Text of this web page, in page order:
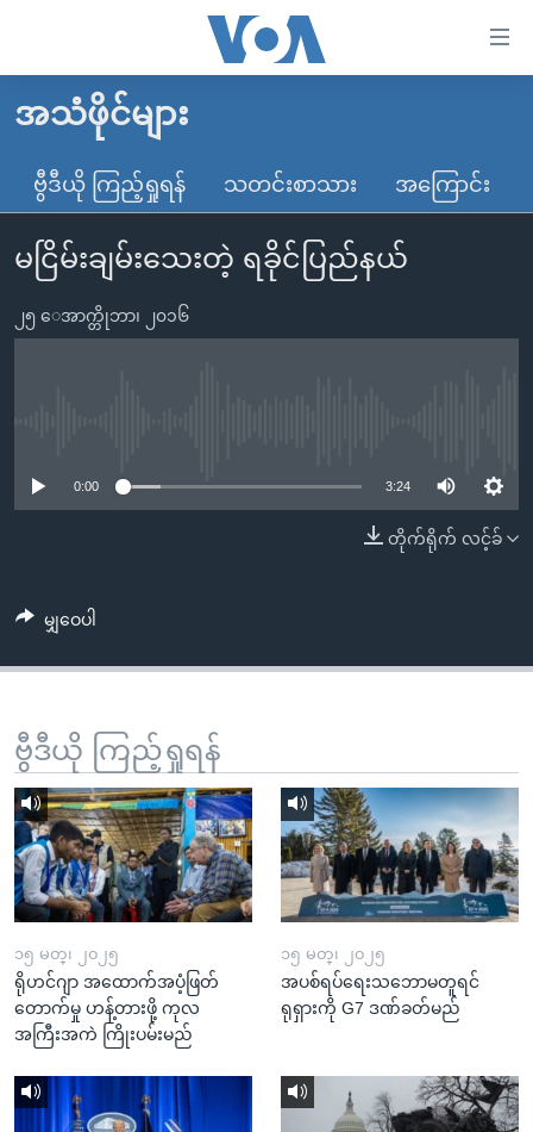
လွယ်ကူ
သည့်
Link
များ
ပင်မ
ပင်မ
စာမျက်နှာ
ကျော်
ရန်
ရှာဖွေ
ရန်
နေရာ
သို့
ကျော်
ရန်
မူလစာမျက်နှာ
မြန်မာ
ကမ္ဘာ့သတင်းများ
နိုင်ငံတကာ
တရုတ်
ဗွီဒီယို
ရပ်ဝန်းတခု လမ်းတခု အလွန်
ရုပ်ရှင်ထဲက အင်္ဂလိပ်စာ
တီဗွီ
ရေဒီယို/တီဗွီအစီအစဉ်
ဗွီအိုအေ လူမှုကွန်ယက်များ
ဘာသာစကားများ
အသံဖိုင်များ
ဗွီဒီယို ကြည့်ရှုရန် သတင်းစာသား အကြောင်း
မငြိမ်းချမ်းသေးတဲ့ ရခိုင်ပြည်နယ်
၂၅ ေအာက္တိုဘာ၊ ၂၀၁၆
0:00 3:24
တိုက်ရိုက် လင့်ခ်
မျှဝေပါ
ဗွီဒီယို ကြည့်ရှုရန်
၁၅ မတ္၊ ၂၀၂၅
ရိုဟင်ဂျာ အထောက်အပံ့ဖြတ်
တောက်မှု ဟန့်တားဖို့ ကုလ
အကြီးအကဲ ကြိုးပမ်းမည်
၁၅ မတ္၊ ၂၀၂၅
အပစ်ရပ်ရေးသဘောမတူရင်
ရုရှားကို G7 ဒဏ်ခတ်မည်